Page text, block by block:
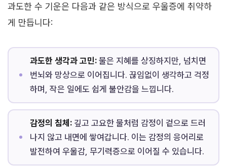
과도한 수 기운은 다음과 같은 방식으로 우울증에 취약하
게 만듭니다:
과도한 생각과 고민:물은 지혜를 상징하지만, 넘치면
번뇌와 망상으로 이어집니다. 끊임없이 생각하고 걱정
하며, 작은 일에도 쉽게 불안감을 느낍니다.
감정의 침체:깊고 고요한 물처럼 감정이 겉으로 드러
나지 않고 내면에 쌓여갑니다. 이는 감정의 응어리로
발전하여 우울감, 무기력증으로 이어질 수 있습니다.